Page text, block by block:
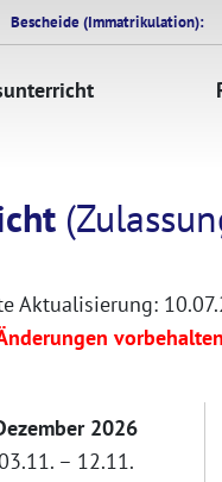
Bescheide (Immatrikulation):
Aktualisierung:
2026
– 12.11.